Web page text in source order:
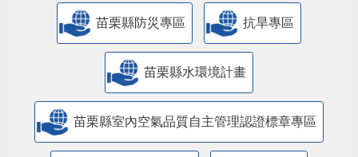
苗栗縣防災專區 抗旱專區
苗栗縣水環境計畫
苗栗縣室內空氣品質自主管理認證標章專區